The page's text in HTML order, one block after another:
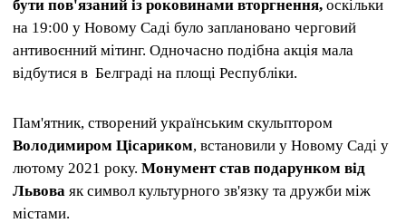
бути пов'язаний із роковинами вторгнення, оскільки
на 19:00 у Новому Саді було заплановано черговий
антивоєнний мітинг. Одночасно подібна акція мала
відбутися в Белграді на площі Республіки.
Пам'ятник, створений українським скульптором
Володимиром Цісариком, встановили у Новому Саді у
лютому 2021 року. Монумент став подарунком від
Львова як символ культурного зв'язку та дружби між
містами.